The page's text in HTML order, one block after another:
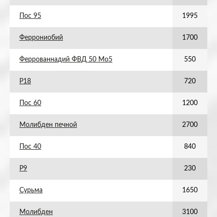
Пос 95 1995
Феррониобий 1700
Феррованнадий ФВД 50 Мо5 550
Р18 720
Пос 60 1200
Молибден печной 2700
Пос 40 840
Р9 230
Сурьма 1650
Молибден 3100